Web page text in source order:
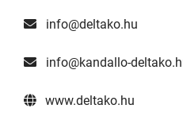
info@deltako.hu
info@kandallo-
www.deltako.hu